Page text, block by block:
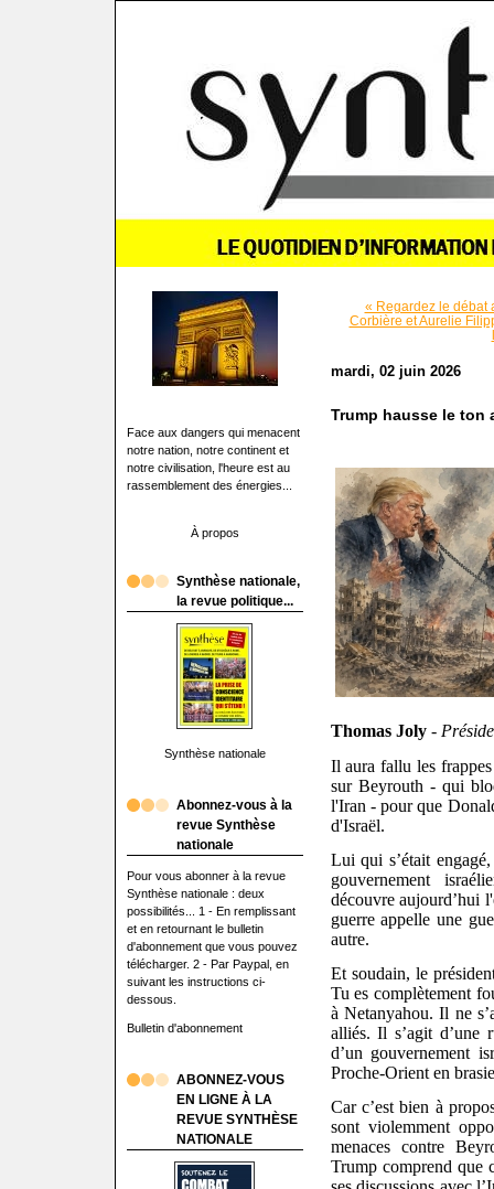
Face aux dangers qui menacent
notre nation, notre continent et
notre civilisation, l'heure est au
rassemblement des énergies...
À propos
Synthèse nationale,
la revue politique...
Synthèse nationale
Abonnez-vous à la
revue Synthèse
nationale
Pour vous abonner à la revue
Synthèse nationale : deux
possibilités... 1 - En remplissant
et en retournant le bulletin
d'abonnement que vous pouvez
télécharger. 2 - Par Paypal, en
suivant les instructions ci-
dessous.
Bulletin d'abonnement
ABONNEZ-VOUS
EN LIGNE À LA
REVUE SYNTHÈSE
NATIONALE
« Regardez le débat
Corbière et Aurelie
mardi, 02 juin 2026
Trump hausse le ton
Thomas Joly-
Il aura fallu les
sur Beyrouth - qui
l'Iran - pour que
d'Israël.
Lui qui s’était
gouvernement
découvre aujourd’hui
guerre appelle une
autre.
Et soudain, le
Tu es complètement
à Netanyahou. Il ne
alliés. Il s’agit d’une
d’un gouvernement
Proche-Orient en
Car c’est bien à
sont violemment
menaces contre
Trump comprend que